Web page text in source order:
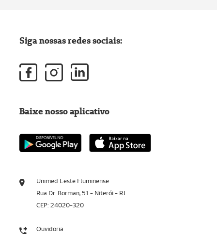
Unimed Leste Fluminense
Rua Dr. Borman, 51 - Niterói - RJ
CEP: 24020-320
Ouvidoria
Siga nossas redes sociais:
Baixe nosso aplicativo